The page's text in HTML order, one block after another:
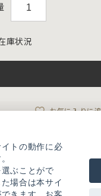
庫状況
お気に入りに
テム説明
ェのような胸元とフリル
ツなどと相性のいいキャ
ムです。
トの動作に必
ぶことがで
場合は本サイ